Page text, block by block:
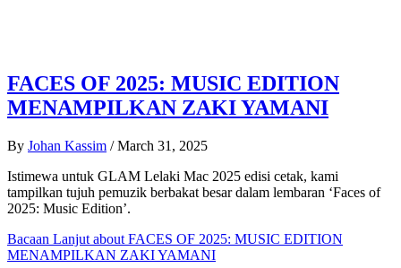
FACES OF 2025: MUSIC EDITION
MENAMPILKAN ZAKI YAMANI
By Johan Kassim / March 31, 2025
Istimewa untuk GLAM Lelaki Mac 2025 edisi cetak, kami
tampilkan tujuh pemuzik berbakat besar dalam lembaran ‘Faces of
2025: Music Edition’.
Bacaan Lanjut about FACES OF 2025: MUSIC EDITION
MENAMPILKAN ZAKI YAMANI